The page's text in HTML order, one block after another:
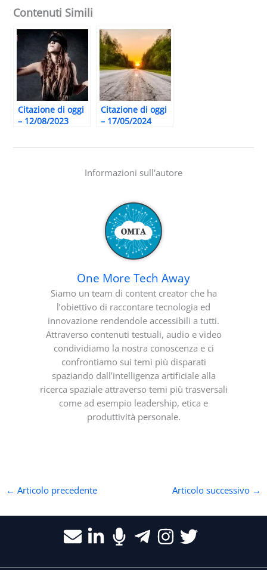
Contenuti Simili
Citazione di oggi
– 12/08/2023
Citazione di oggi
– 17/05/2024
Informazioni sull'autore
One More Tech Away
Siamo un team di content creator che ha
l’obiettivo di raccontare tecnologia ed
innovazione rendendole accessibili a tutti.
Attraverso contenuti testuali, audio e video
condividiamo la nostra conoscenza e ci
confrontiamo sui temi più disparati
spaziando dall’intelligenza artificiale alla
ricerca spaziale attraverso temi più trasversali
come ad esempio leadership, etica e
produttività personale.
← Articolo precedente Articolo successivo →